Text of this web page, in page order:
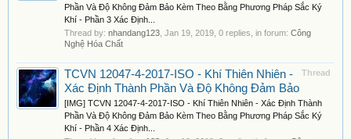
Phần Và Độ Không Đảm Bảo Kèm Theo Bằng Phương Pháp Sắc Ký
Khí - Phần 3 Xác Định...
Thread by: nhandang123 Jan 19, 2019 , 0 replies, in forum: Công
Nghệ Hóa Chất
Thread
TCVN 12047-4-2017-ISO - Khí Thiên Nhiên -
Xác Định Thành Phần Và Độ Không Đảm Bảo
[IMG] TCVN 12047-4-2017-ISO - Khí Thiên Nhiên - Xác Định Thành
Phần Và Độ Không Đảm Bảo Kèm Theo Bằng Phương Pháp Sắc Ký
Khí - Phần 4 Xác Định...